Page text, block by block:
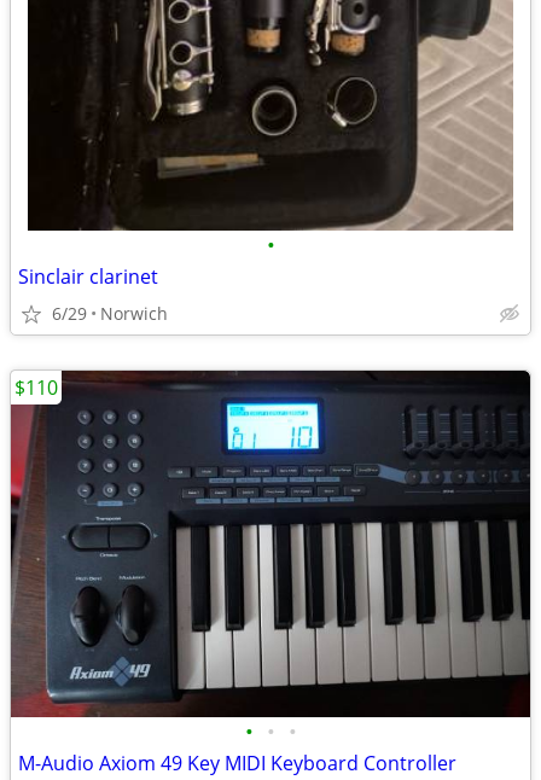
•
Sinclair clarinet
6/29 Norwich
• • •
M-Audio Axiom 49 Key MIDI Keyboard Controller
$110